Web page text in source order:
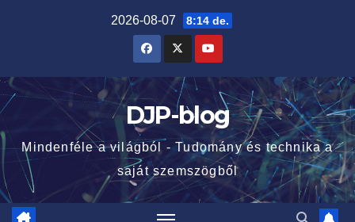
2026-08-07 8:14 de.
DJP-blog
Mindenféle a világból - Tudomány és technika a
saját szemszögből